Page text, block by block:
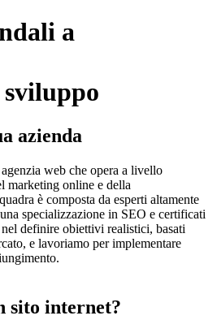
a
sviluppo
azienda
web che opera a livello
marketing online e della
è composta da esperti altamente
specializzazione in SEO e certificati
definire obiettivi realistici, basati
e lavoriamo per implementare
sito internet?